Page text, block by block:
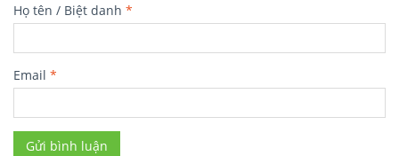
Họ tên / Biệt danh *
Email *